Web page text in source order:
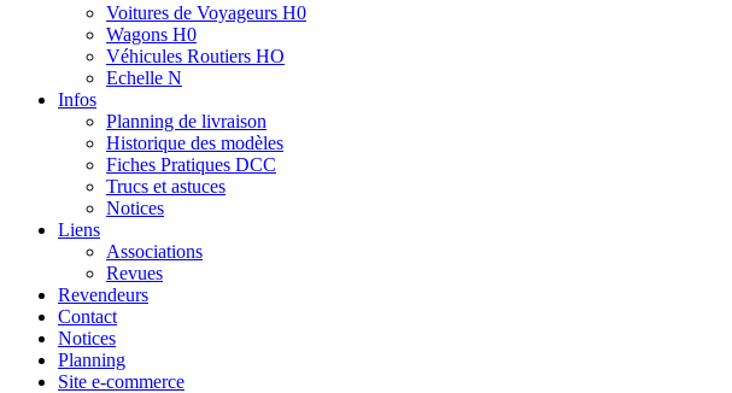
Voitures de Voyageurs H0
Wagons H0
Véhicules Routiers HO
Echelle N
Infos
Planning de livraison
Historique des modèles
Fiches Pratiques DCC
Trucs et astuces
Notices
Liens
Associations
Revues
Revendeurs
Contact
Notices
Planning
Site e-commerce